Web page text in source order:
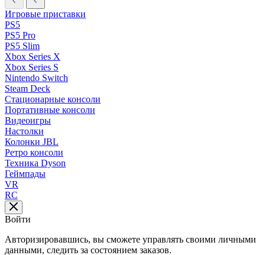
Игровые приставки
PS5
PS5 Pro
PS5 Slim
Xbox Series X
Xbox Series S
Nintendo Switch
Steam Deck
Стационарные консоли
Портативные консоли
Видеоигры
Настолки
Колонки JBL
Ретро консоли
Техника Dyson
Геймпады
VR
RC
Войти
Авторизировавшись, вы сможете управлять своими личными
данными, следить за состоянием заказов.